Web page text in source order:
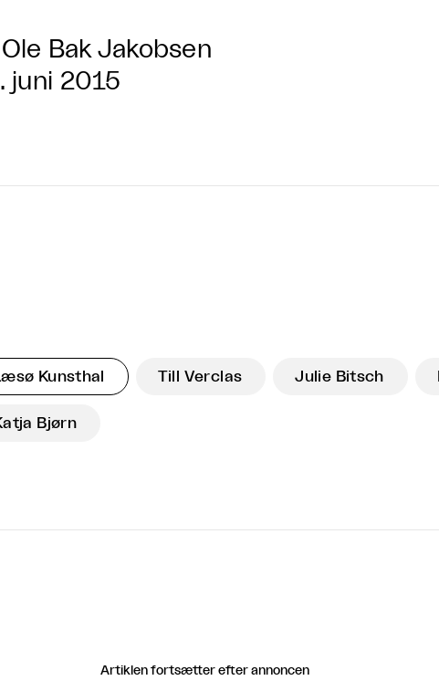
Ole Bak Jakobsen
juni 2015
Kunsthal Till Verclas Julie Bitsch
Bjørn
Artiklen fortsætter efter annoncen